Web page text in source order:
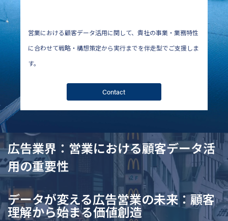
営業における顧客データ活用に関して、貴社の事業・業務特性
に合わせて戦略・構想策定から実行までを伴走型でご支援しま
す。
Contact
広告業界：営業における顧客データ活
用の重要性
データが変える広告営業の未来：顧客
理解から始まる価値創造